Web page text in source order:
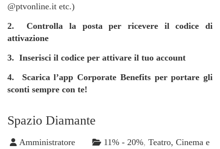
@ptvonline.it etc.)
2. Controlla la posta per ricevere il codice di
attivazione
3. Inserisci il codice per attivare il tuo account
4. Scarica l’app Corporate Benefits per portare gli
sconti sempre con te!
Spazio Diamante
Amministratore 11% - 20%, Teatro, Cinema e